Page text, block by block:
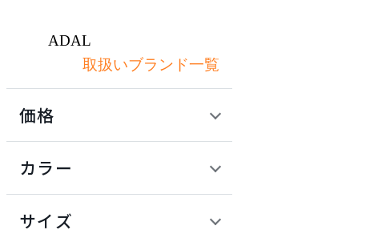
ADAL
アダル
アダルトータルインテリ
ADRS
取扱いブランド一覧
価格
カラー
サイズ